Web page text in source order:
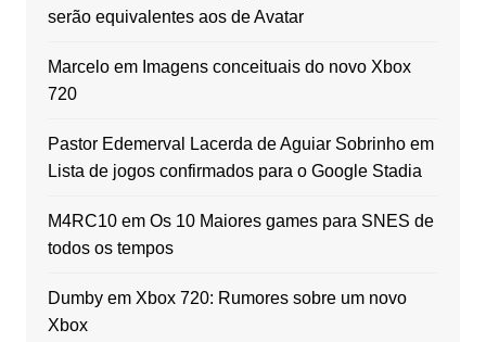
serão equivalentes aos de Avatar
Marceloem Imagens conceituais do novo Xbox
720
Pastor Edemerval Lacerda de Aguiar Sobrinhoem
Lista de jogos confirmados para o Google Stadia
M4RC10em Os 10 Maiores games para SNES de
todos os tempos
Dumbyem Xbox 720: Rumores sobre um novo
Xbox